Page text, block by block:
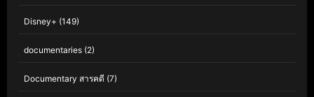
Disney+ (149)
documentaries (2)
Documentary สารคดี (7)